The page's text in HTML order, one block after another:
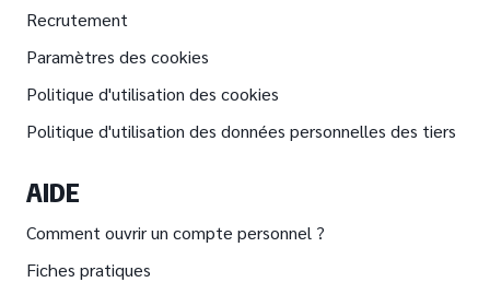
Recrutement
Paramètres des cookies
Politique d'utilisation des cookies
Politique d'utilisation des données personnelles des tiers
AIDE
Comment ouvrir un compte personnel ?
Fiches pratiques